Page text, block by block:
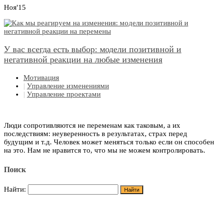
Ноя'15
У вас всегда есть выбор: модели позитивной и
негативной реакции на любые изменения
Мотивация
| Управление изменениями
| Управление проектами
Люди сопротивляются не переменам как таковым, а их
последствиям: неуверенность в результатах, страх перед
будущим и т.д. Человек может меняться только если он способен
на это. Нам не нравится то, что мы не можем контролировать.
Поиск
Найти: